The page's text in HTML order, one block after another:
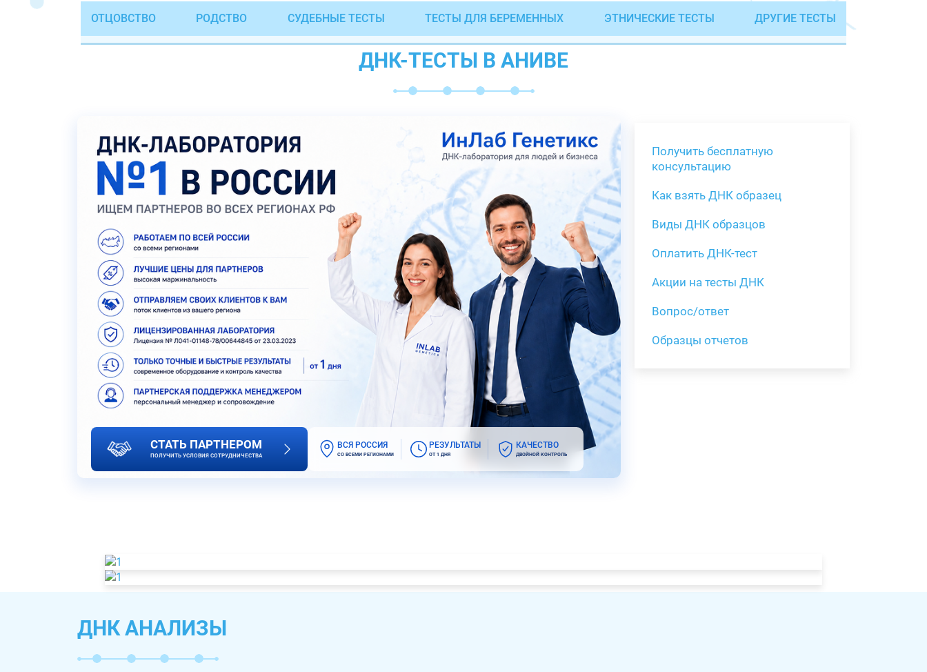
ОТЦОВСТВО РОДСТВО СУДЕБНЫЕ ТЕСТЫ ТЕСТЫ ДЛЯ БЕРЕМЕННЫХ ЭТНИЧЕСКИЕ ТЕСТЫ ДРУГИЕ ТЕСТЫ
ДНК-ТЕСТЫ В АНИВЕ
СТАТЬ ПАРТНЕРОМ
ПОЛУЧИТЬ УСЛОВИЯ СОТРУДНИЧЕСТВА
ВСЯ РОССИЯ
СО ВСЕМИ РЕГИОНАМИ
РЕЗУЛЬТАТЫ
ОТ 1 ДНЯ
КАЧЕСТВО
ДВОЙНОЙ КОНТРОЛЬ
Получить бесплатную
консультацию
Как взять ДНК образец
Виды ДНК образцов
Оплатить ДНК-тест
Акции на тесты ДНК
Вопрос/ответ
Образцы отчетов
ДНК АНАЛИЗЫ